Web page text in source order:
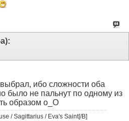
ибо сложности оба
было не пальнут по одному из
образом о_О
/ Sagittarius / Eva's Saint[/B]